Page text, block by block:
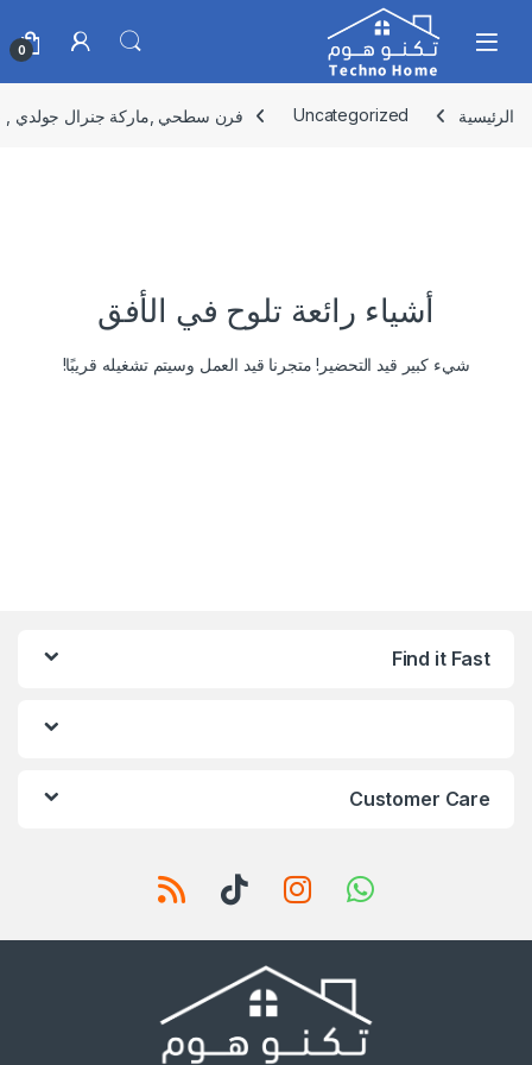
Skip to navigation
Skip to content
0
الرئيسية Uncategorized فرن سطحي ,ماركة جنرال جولدي , 5 عيون غاز 90 سم ,GGH5FSV
أشياء رائعة تلوح في الأفق
شيء كبير قيد التحضير! متجرنا قيد العمل وسيتم تشغيله قريبًا!
Find it Fast
Customer Care